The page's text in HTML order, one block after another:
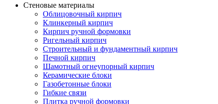
Стеновые материалы
Облицовочный кирпич
Клинкерный кирпич
Кирпич ручной формовки
Ригельный кирпич
Строительный и фундаментный кирпич
Печной кирпич
Шамотный огнеупорный кирпич
Керамические блоки
Газобетонные блоки
Гибкие связи
Плитка ручной формовки